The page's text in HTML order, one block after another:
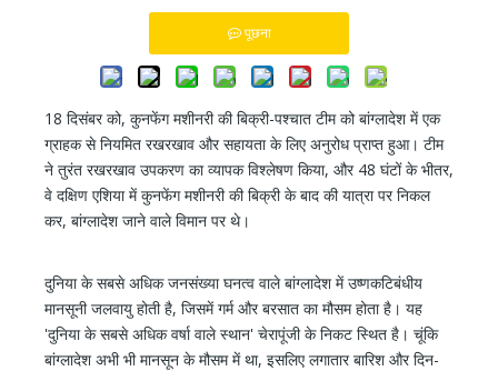
पूछना
18 दिसंबर को, कुनफेंग मशीनरी की बिक्री-पश्चात टीम को बांग्लादेश में एक
ग्राहक से नियमित रखरखाव और सहायता के लिए अनुरोध प्राप्त हुआ। टीम
ने तुरंत रखरखाव उपकरण का व्यापक विश्लेषण किया, और 48 घंटों के भीतर,
वे दक्षिण एशिया में कुनफेंग मशीनरी की बिक्री के बाद की यात्रा पर निकल
कर, बांग्लादेश जाने वाले विमान पर थे।
दुनिया के सबसे अधिक जनसंख्या घनत्व वाले बांग्लादेश में उष्णकटिबंधीय
मानसूनी जलवायु होती है, जिसमें गर्म और बरसात का मौसम होता है। यह
'दुनिया के सबसे अधिक वर्षा वाले स्थान' चेरापूंजी के निकट स्थित है। चूंकि
बांग्लादेश अभी भी मानसून के मौसम में था, इसलिए लगातार बारिश और दिन-